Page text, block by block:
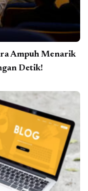
Ampuh Menarik
Detik!